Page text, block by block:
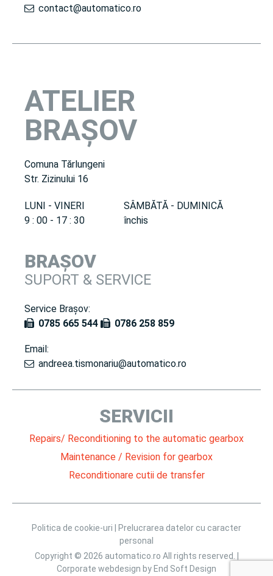
contact@automatico.ro
ATELIER
BRAȘOV
Comuna Tărlungeni
Str. Zizinului 16
LUNI - VINERI
9 : 00 - 17 : 30
SÂMBĂTĂ - DUMINICĂ
închis
BRAȘOV
SUPORT & SERVICE
Service Brașov:
0785 665 544
0786 258 859
Email:
andreea.tismonariu@automatico.ro
SERVICII
Repairs/ Reconditioning to the automatic gearbox
Maintenance / Revision for gearbox
Reconditionare cutii de transfer
Politica de cookie-uri |
Prelucrarea datelor cu caracter
personal
Copyright © 2026 automatico.ro All rights reserved. |
Corporate webdesign by End Soft Design